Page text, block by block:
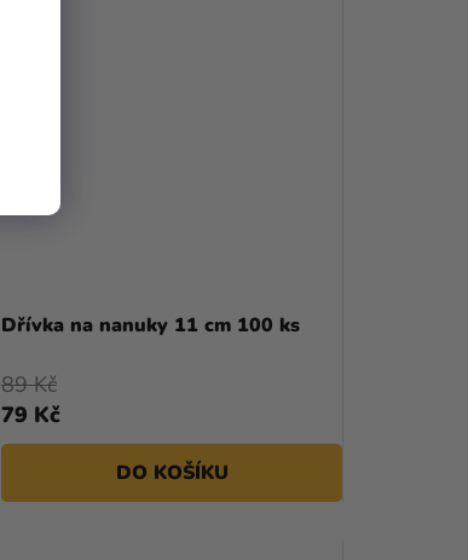
Dřívka na nanuky 11 cm 100 ks
79 Kč
89 Kč
DO KOŠÍKU